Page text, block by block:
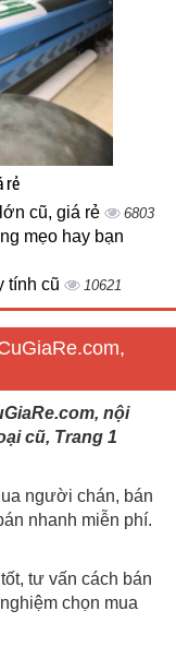
rẻ
cũ, giá rẻ 6803
mẹo hay bạn
tính cũ 10621
nội
cũ, Trang 1
người chán, bán
nhanh miễn phí.
tư vấn cách bán
chọn mua